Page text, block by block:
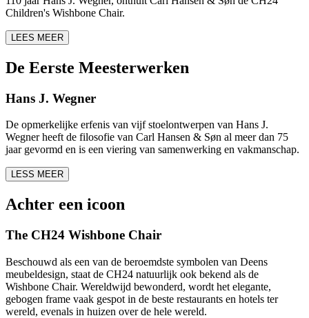
Children's Wishbone Chair.
LEES MEER
De Eerste Meesterwerken
Hans J. Wegner
De opmerkelijke erfenis van vijf stoelontwerpen van Hans J.
Wegner heeft de filosofie van Carl Hansen & Søn al meer dan 75
jaar gevormd en is een viering van samenwerking en vakmanschap.
LESS MEER
Achter een icoon
The CH24 Wishbone Chair
Beschouwd als een van de beroemdste symbolen van Deens
meubeldesign, staat de CH24 natuurlijk ook bekend als de
Wishbone Chair. Wereldwijd bewonderd, wordt het elegante,
gebogen frame vaak gespot in de beste restaurants en hotels ter
wereld, evenals in huizen over de hele wereld.